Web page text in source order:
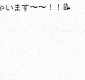
います〜〜！！📝